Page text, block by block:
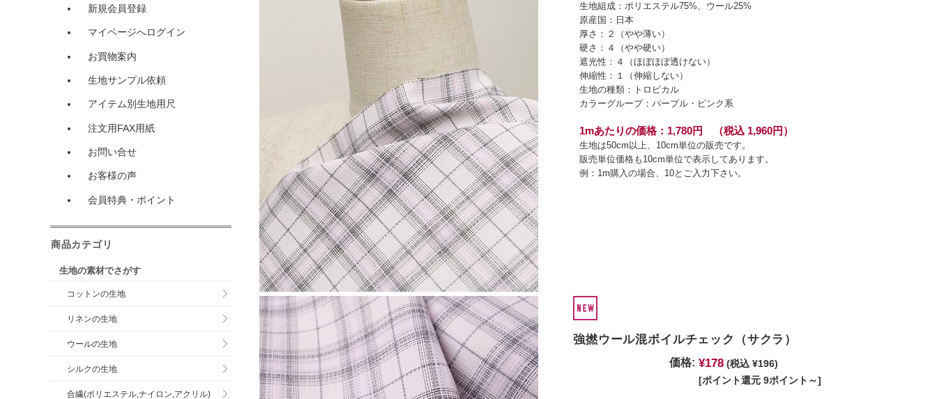
生地組成：ポリエステル75%、ウール25%
原産国：日本
厚さ：２（やや薄い）
硬さ：４（やや硬い）
遮光性：４（ほぼほぼ透けない）
伸縮性：１（伸縮しない）
生地の種類：トロピカル
カラーグループ：パープル・ピンク系
1mあたりの価格：1,780円 （税込 1,960円）
生地は50cm以上、10cm単位の販売です。
販売単位価格も10cm単位で表示してあります。
例：1m購入の場合、10とご入力下さい。
強撚ウール混ボイルチェック（サクラ）
価格: ¥178 (税込 ¥196)
[ポイント還元 9ポイント～]
新規会員登録
マイページへログイン
お買物案内
生地サンプル依頼
アイテム別生地用尺
注文用FAX用紙
お問い合せ
お客様の声
会員特典・ポイント
商品カテゴリ
生地の素材でさがす
コットンの生地
リネンの生地
ウールの生地
シルクの生地
合繊(ポリエステル,ナイロン,アクリル)